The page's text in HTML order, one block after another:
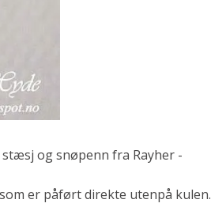
og snøpenn fra Rayher -
er påført direkte utenpå kulen.